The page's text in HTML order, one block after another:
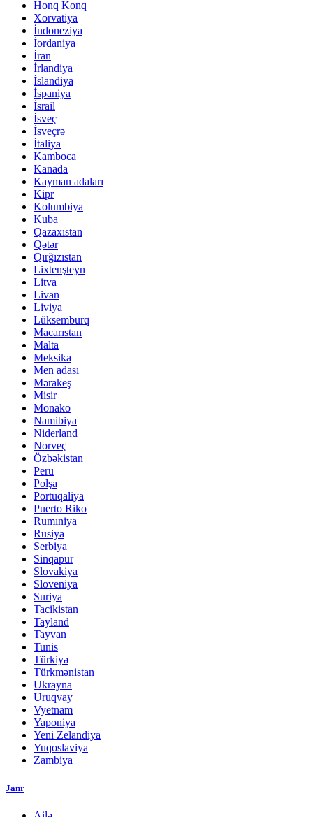
Honq Konq
Xorvatiya
İndoneziya
İordaniya
İran
İrlandiya
İslandiya
İspaniya
İsrail
İsveç
İsveçrə
İtaliya
Kamboca
Kanada
Kayman adaları
Kipr
Kolumbiya
Kuba
Qazaxıstan
Qətər
Qırğızıstan
Lixtenşteyn
Litva
Livan
Liviya
Lüksemburq
Macarıstan
Malta
Meksika
Men adası
Mərakeş
Misir
Monako
Namibiya
Niderland
Norveç
Özbəkistan
Peru
Polşa
Portuqaliya
Puerto Riko
Rumıniya
Rusiya
Serbiya
Sinqapur
Slovakiya
Sloveniya
Suriya
Tacikistan
Tayland
Tayvan
Tunis
Türkiyə
Türkmənistan
Ukrayna
Uruqvay
Vyetnam
Yaponiya
Yeni Zelandiya
Yuqoslaviya
Zambiya
Janr